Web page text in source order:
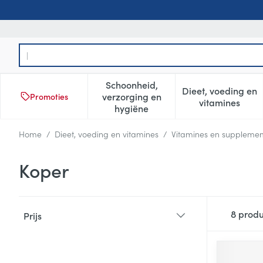
Product, merk, categorie...
Promoties
Schoonheid,
verzorging en
hygiëne
Toon submenu voor
Dieet, voeding en
vitamines
Toon
Home / Dieet, voeding en vitamines / Vitamines en
Koper
Prijs
8